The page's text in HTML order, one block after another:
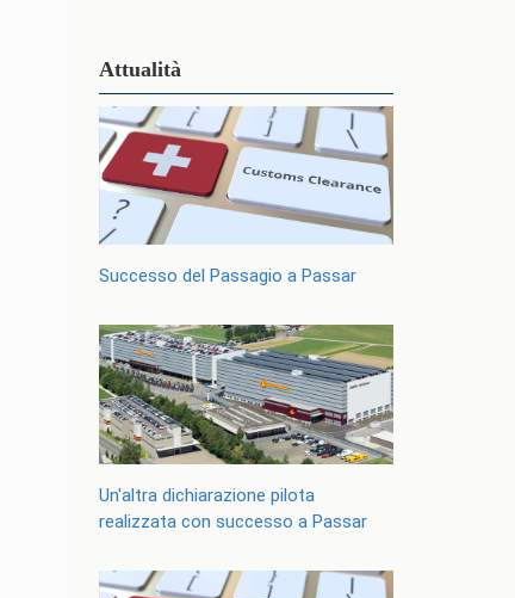
Attualità
Successo del Passagio a Passar
Un'altra dichiarazione pilota
realizzata con successo a Passar